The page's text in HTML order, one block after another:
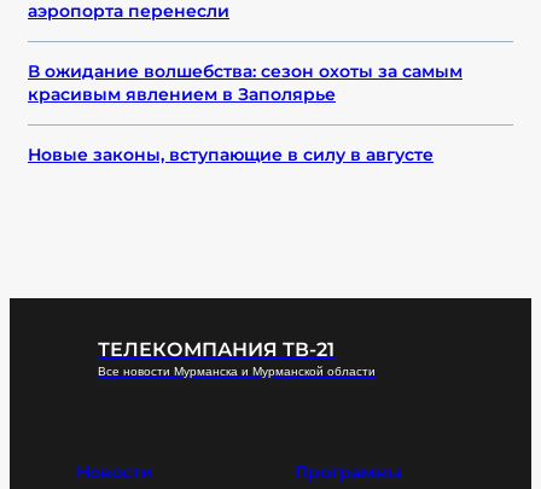
аэропорта перенесли
В ожидание волшебства: сезон охоты за самым
красивым явлением в Заполярье
Новые законы, вступающие в силу в августе
ТЕЛЕКОМПАНИЯ ТВ-21
Все новости Мурманска и Мурманской области
Новости Программы